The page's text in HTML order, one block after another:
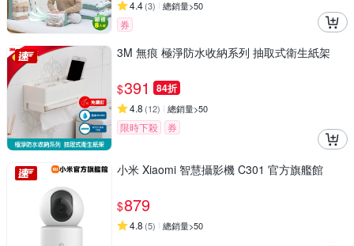
4.4(3) 總銷量>50
券
3M 無痕 極淨防水收納系列 抽取式衛生紙架
$391 84折
4.8 (12) 總銷量>50
限時下殺 券
小米 Xiaomi 智慧攝影機 C301 官方旗艦館
$879
4.8 (5) 總銷量>50